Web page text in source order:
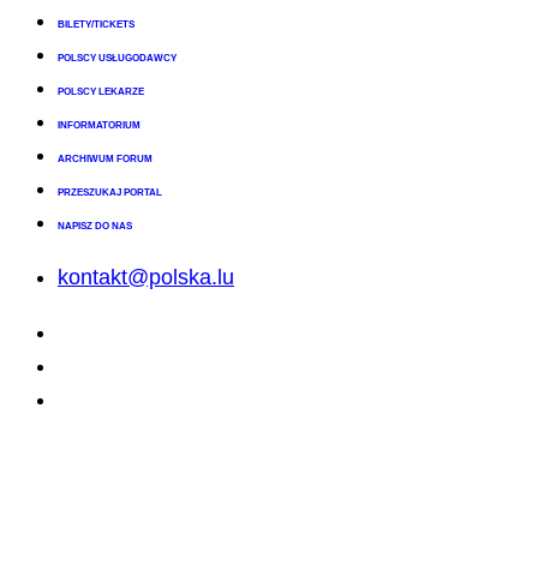
BILETY/TICKETS
POLSCY USŁUGODAWCY
POLSCY LEKARZE
INFORMATORIUM
ARCHIWUM FORUM
PRZESZUKAJ PORTAL
NAPISZ DO NAS
kontakt@polska.lu